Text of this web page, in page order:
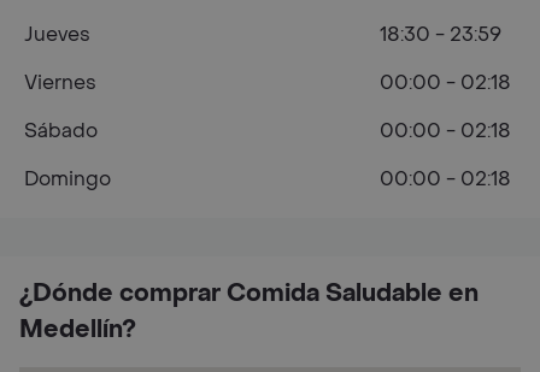
¿Dónde comprar Comida Saludable en
Medellín?
Jueves
18:30 - 23:59
Viernes
00:00 - 02:18
Sábado
00:00 - 02:18
Domingo
00:00 - 02:18